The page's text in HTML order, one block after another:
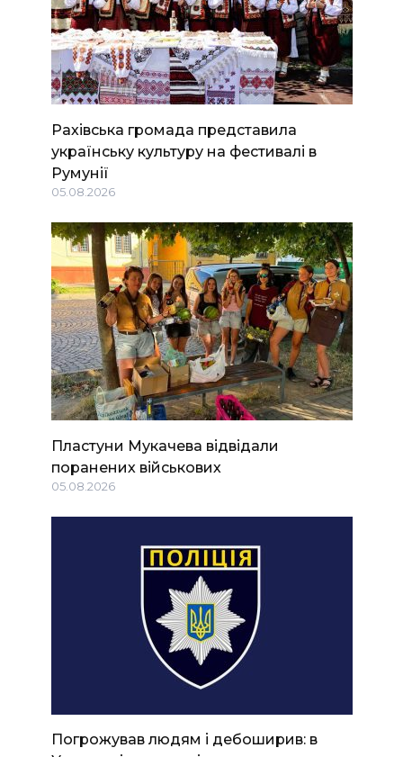
Рахівська громада представила
українську культуру на фестивалі в
Румунії
05.08.2026
Пластуни Мукачева відвідали
поранених військових
05.08.2026
Погрожував людям і дебоширив: в